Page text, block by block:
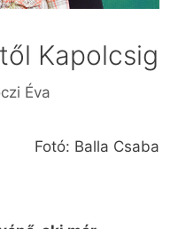
Kapolcsig
Éva
Fotó: Balla Csaba